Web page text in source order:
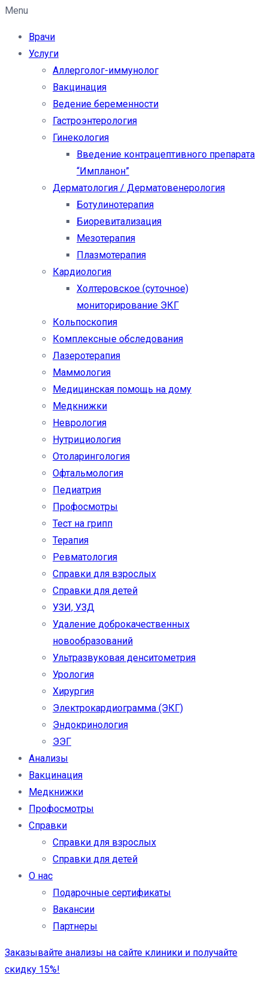
Menu
Врачи
Услуги
Аллерголог-иммунолог
Вакцинация
Ведение беременности
Гастроэнтерология
Гинекология
Введение контрацептивного препарата
“Импланон”
Дерматология / Дерматовенерология
Ботулинотерапия
Биоревитализация
Мезотерапия
Плазмотерапия
Кардиология
Холтеровское (суточное)
мониторирование ЭКГ
Кольпоскопия
Комплексные обследования
Лазеротерапия
Маммология
Медицинская помощь на дому
Медкнижки
Неврология
Нутрициология
Отоларингология
Офтальмология
Педиатрия
Профосмотры
Тест на грипп
Терапия
Ревматология
Справки для взрослых
Справки для детей
УЗИ, УЗД
Удаление доброкачественных
новообразований
Ультразвуковая денситометрия
Урология
Хирургия
Электрокардиограмма (ЭКГ)
Эндокринология
ЭЭГ
Анализы
Вакцинация
Медкнижки
Профосмотры
Справки
Справки для взрослых
Справки для детей
О нас
Подарочные сертификаты
Вакансии
Партнеры
Заказывайте анализы на сайте клиники и получайте
скидку 15%!